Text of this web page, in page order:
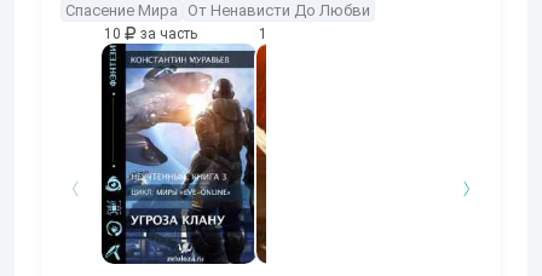
Спасение Мира
От Ненависти До Любви
10 за часть 10